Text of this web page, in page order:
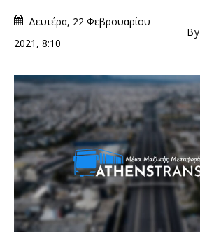
Δευτέρα, 22 Φεβρουαρίου
2021, 8:10
By